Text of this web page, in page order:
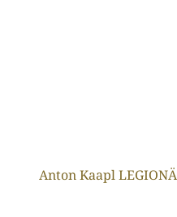
Anton Kaapl